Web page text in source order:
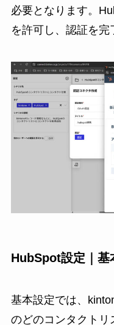
必要となります。
を許可し、認証を完
HubSpot設定｜基
基本設定では、
のどのコンタクトリ